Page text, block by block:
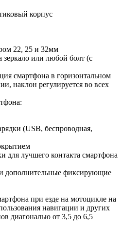
корпус
22, 25 и 32мм
или любой болт (с
смартфона в горизонтальном
наклон регулируется во всех
(USB, беспроводная,
для лучшего контакта смартфона
дополнительные фиксирующие
при езде на мотоцикле на
навигации и других
диагональю от 3,5 до 6,5